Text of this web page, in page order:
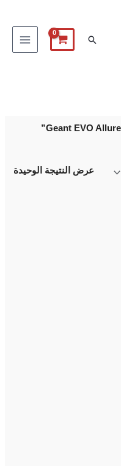
البحث
عرض النتيجة الوحيدة